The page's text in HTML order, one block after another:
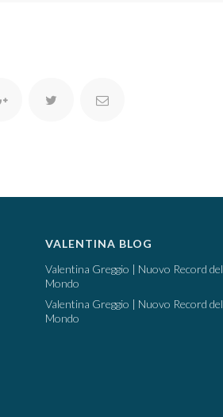
VALENTINA BLOG
Valentina Greggio | Nuovo Record del
Mondo
Valentina Greggio | Nuovo Record del
Mondo